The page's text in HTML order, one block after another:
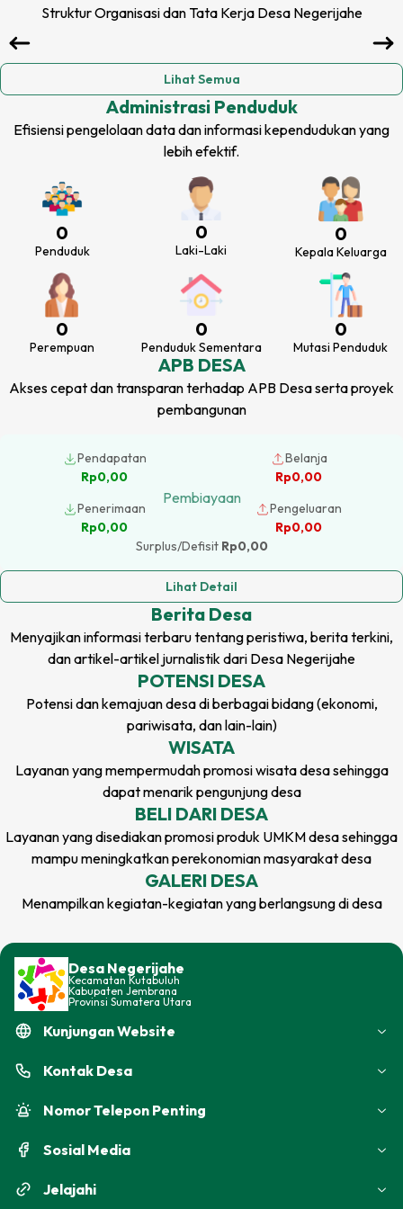
Struktur Organisasi dan Tata Kerja Desa Negerijahe
Lihat Semua
Administrasi Penduduk
Efisiensi pengelolaan data dan informasi kependudukan yang
lebih efektif.
0
Penduduk
0
Laki-Laki
0
Kepala Keluarga
0
Perempuan
0
Penduduk Sementara
0
Mutasi Penduduk
APB DESA
Akses cepat dan transparan terhadap APB Desa serta proyek
pembangunan
Pendapatan
Rp0,00
Belanja
Rp0,00
Pembiayaan
Penerimaan
Rp0,00
Pengeluaran
Rp0,00
Surplus/Defisit Rp0,00
Lihat Detail
Berita Desa
Menyajikan informasi terbaru tentang peristiwa, berita terkini,
dan artikel-artikel jurnalistik dari Desa Negerijahe
POTENSI DESA
Potensi dan kemajuandesadi berbagai bidang (ekonomi,
pariwisata, dan lain-lain)
WISATA
Layanan yang mempermudah promosi wisatadesasehingga
dapat menarik pengunjungdesa
BELI DARI DESA
Layanan yang disediakan promosi produk UMKMdesasehingga
mampu meningkatkan perekonomian masyarakatdesa
GALERI DESA
Menampilkan kegiatan-kegiatan yang berlangsung didesa
Desa Negerijahe
Kecamatan Kutabuluh
Kabupaten Jembrana
Provinsi Sumatera Utara
Kunjungan Website
Kontak Desa
Nomor Telepon Penting
Sosial Media
Jelajahi
Perbesar Teks
Perkecil Teks
Tambah Jarak Teks
Kurangi Jarak Teks
Kurangi Tinggi Teks
Balik Warna